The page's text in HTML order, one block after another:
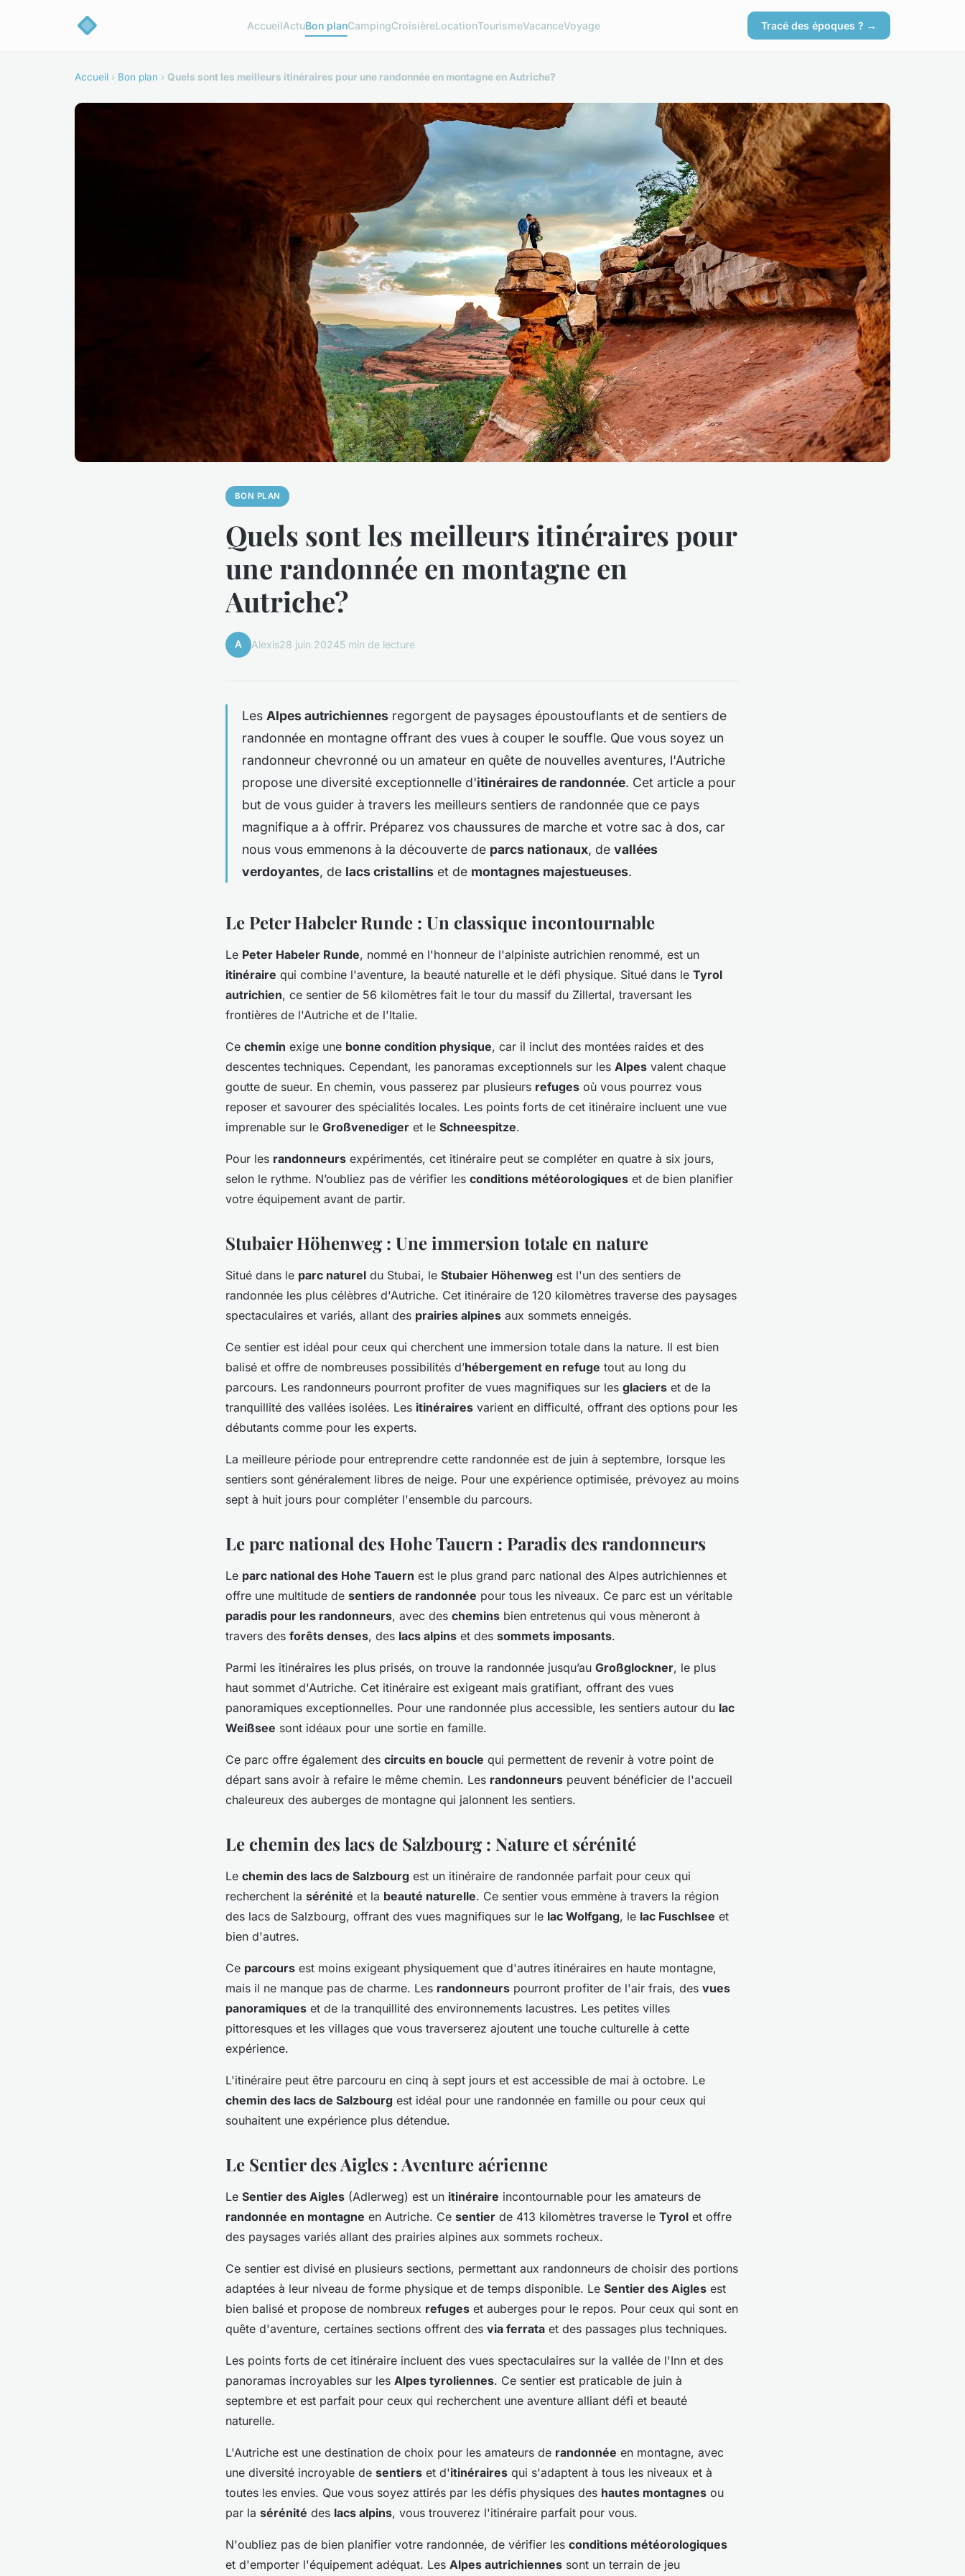
AccueilActuBon planCampingCroisièreLocationTourismeVacanceVoyage Tracé des époques ? →
Accueil › Bon plan › Quels sont les meilleurs itinéraires pour une randonnée en montagne en Autriche?
BON PLAN
Quels sont les meilleurs itinéraires pour
une randonnée en montagne en
Autriche?
A Alexis28 juin 20245 min de lecture
Les Alpes autrichiennes regorgent de paysages époustouflants et de sentiers de
randonnée en montagne offrant des vues à couper le souffle. Que vous soyez un
randonneur chevronné ou un amateur en quête de nouvelles aventures, l'Autriche
propose une diversité exceptionnelle d'itinéraires de randonnée. Cet article a pour
but de vous guider à travers les meilleurs sentiers de randonnée que ce pays
magnifique a à offrir. Préparez vos chaussures de marche et votre sac à dos, car
nous vous emmenons à la découverte de parcs nationaux, de vallées
verdoyantes, de lacs cristallins et de montagnes majestueuses.
Le Peter Habeler Runde : Un classique incontournable
Le Peter Habeler Runde, nommé en l'honneur de l'alpiniste autrichien renommé, est un
itinéraire qui combine l'aventure, la beauté naturelle et le défi physique. Situé dans le Tyrol
autrichien, ce sentier de 56 kilomètres fait le tour du massif du Zillertal, traversant les
frontières de l'Autriche et de l'Italie.
Ce chemin exige une bonne condition physique, car il inclut des montées raides et des
descentes techniques. Cependant, les panoramas exceptionnels sur les Alpes valent chaque
goutte de sueur. En chemin, vous passerez par plusieurs refuges où vous pourrez vous
reposer et savourer des spécialités locales. Les points forts de cet itinéraire incluent une vue
imprenable sur le Großvenediger et le Schneespitze.
Pour les randonneurs expérimentés, cet itinéraire peut se compléter en quatre à six jours,
selon le rythme. N’oubliez pas de vérifier les conditions météorologiques et de bien planifier
votre équipement avant de partir.
Stubaier Höhenweg : Une immersion totale en nature
Situé dans le parc naturel du Stubai, le Stubaier Höhenweg est l'un des sentiers de
randonnée les plus célèbres d'Autriche. Cet itinéraire de 120 kilomètres traverse des paysages
spectaculaires et variés, allant des prairies alpines aux sommets enneigés.
Ce sentier est idéal pour ceux qui cherchent une immersion totale dans la nature. Il est bien
balisé et offre de nombreuses possibilités d’hébergement en refuge tout au long du
parcours. Les randonneurs pourront profiter de vues magnifiques sur les glaciers et de la
tranquillité des vallées isolées. Les itinéraires varient en difficulté, offrant des options pour les
débutants comme pour les experts.
La meilleure période pour entreprendre cette randonnée est de juin à septembre, lorsque les
sentiers sont généralement libres de neige. Pour une expérience optimisée, prévoyez au moins
sept à huit jours pour compléter l'ensemble du parcours.
Le parc national des Hohe Tauern : Paradis des randonneurs
Le parc national des Hohe Tauern est le plus grand parc national des Alpes autrichiennes et
offre une multitude de sentiers de randonnée pour tous les niveaux. Ce parc est un véritable
paradis pour les randonneurs, avec des chemins bien entretenus qui vous mèneront à
travers des forêts denses, des lacs alpins et des sommets imposants.
Parmi les itinéraires les plus prisés, on trouve la randonnée jusqu’au Großglockner, le plus
haut sommet d'Autriche. Cet itinéraire est exigeant mais gratifiant, offrant des vues
panoramiques exceptionnelles. Pour une randonnée plus accessible, les sentiers autour du lac
Weißsee sont idéaux pour une sortie en famille.
Ce parc offre également des circuits en boucle qui permettent de revenir à votre point de
départ sans avoir à refaire le même chemin. Les randonneurs peuvent bénéficier de l'accueil
chaleureux des auberges de montagne qui jalonnent les sentiers.
Le chemin des lacs de Salzbourg : Nature et sérénité
Le chemin des lacs de Salzbourg est un itinéraire de randonnée parfait pour ceux qui
recherchent la sérénité et la beauté naturelle. Ce sentier vous emmène à travers la région
des lacs de Salzbourg, offrant des vues magnifiques sur le lac Wolfgang, le lac Fuschlsee et
bien d'autres.
Ce parcours est moins exigeant physiquement que d'autres itinéraires en haute montagne,
mais il ne manque pas de charme. Les randonneurs pourront profiter de l'air frais, des vues
panoramiques et de la tranquillité des environnements lacustres. Les petites villes
pittoresques et les villages que vous traverserez ajoutent une touche culturelle à cette
expérience.
L'itinéraire peut être parcouru en cinq à sept jours et est accessible de mai à octobre. Le
chemin des lacs de Salzbourg est idéal pour une randonnée en famille ou pour ceux qui
souhaitent une expérience plus détendue.
Le Sentier des Aigles : Aventure aérienne
Le Sentier des Aigles (Adlerweg) est un itinéraire incontournable pour les amateurs de
randonnée en montagne en Autriche. Ce sentier de 413 kilomètres traverse le Tyrol et offre
des paysages variés allant des prairies alpines aux sommets rocheux.
Ce sentier est divisé en plusieurs sections, permettant aux randonneurs de choisir des portions
adaptées à leur niveau de forme physique et de temps disponible. Le Sentier des Aigles est
bien balisé et propose de nombreux refuges et auberges pour le repos. Pour ceux qui sont en
quête d'aventure, certaines sections offrent des via ferrata et des passages plus techniques.
Les points forts de cet itinéraire incluent des vues spectaculaires sur la vallée de l'Inn et des
panoramas incroyables sur les Alpes tyroliennes. Ce sentier est praticable de juin à
septembre et est parfait pour ceux qui recherchent une aventure alliant défi et beauté
naturelle.
L'Autriche est une destination de choix pour les amateurs de randonnée en montagne, avec
une diversité incroyable de sentiers et d'itinéraires qui s'adaptent à tous les niveaux et à
toutes les envies. Que vous soyez attirés par les défis physiques des hautes montagnes ou
par la sérénité des lacs alpins, vous trouverez l'itinéraire parfait pour vous.
N'oubliez pas de bien planifier votre randonnée, de vérifier les conditions météorologiques
et d'emporter l'équipement adéquat. Les Alpes autrichiennes sont un terrain de jeu